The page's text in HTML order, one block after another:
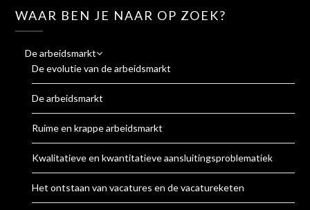
WAAR BEN JE NAAR OP ZOEK?
De arbeidsmarkt
De evolutie van de arbeidsmarkt
De arbeidsmarkt
Ruime en krappe arbeidsmarkt
Kwalitatieve en kwantitatieve aansluitingsproblematiek
Het ontstaan van vacatures en de vacatureketen